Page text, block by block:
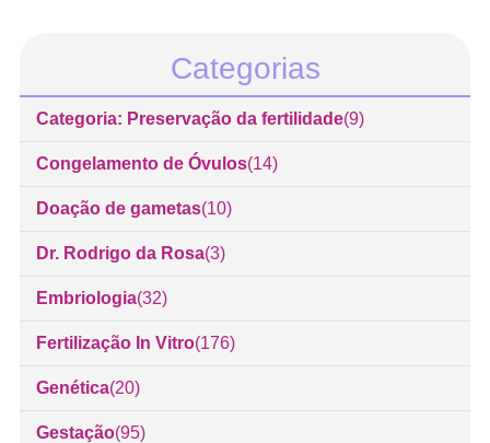
Categorias
Categoria: Preservação da fertilidade(9)
Congelamento de Óvulos(14)
Doação de gametas(10)
Dr. Rodrigo da Rosa(3)
Embriologia(32)
Fertilização In Vitro(176)
Genética(20)
Gestação(95)